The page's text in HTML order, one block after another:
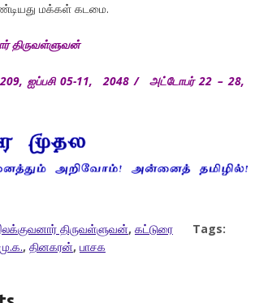
மக்கள் கடமை.
திருவள்ளுவன்
ஐப்பசி 05-11, 2048 / அட்டோபர் 22 – 28,
திருவள்ளுவன், கட்டுரை
Tags:
, தினகரன், பாசக